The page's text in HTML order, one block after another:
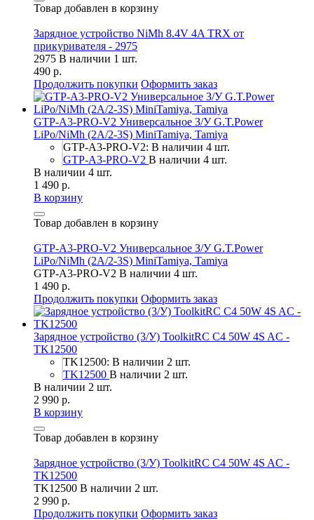
Товар добавлен в корзину
Зарядное устройство NiMh 8.4V 4A TRX от
прикуривателя - 2975
2975 В наличии 1 шт.
490 р.
Продолжить покупки Оформить заказ
GTP-A3-PRO-V2 Универсальное З/У G.T.Power
LiPo/NiMh (2A/2-3S) MiniTamiya, Tamiya
GTP-A3-PRO-V2: В наличии 4 шт.
GTP-A3-PRO-V2 В наличии 4 шт.
В наличии 4 шт.
1 490 р.
В корзину
Товар добавлен в корзину
GTP-A3-PRO-V2 Универсальное З/У G.T.Power
LiPo/NiMh (2A/2-3S) MiniTamiya, Tamiya
GTP-A3-PRO-V2 В наличии 4 шт.
1 490 р.
Продолжить покупки Оформить заказ
Зарядное устройство (3/У) ToolkitRC C4 50W 4S AC -
TK12500
TK12500: В наличии 2 шт.
TK12500 В наличии 2 шт.
В наличии 2 шт.
2 990 р.
В корзину
Товар добавлен в корзину
Зарядное устройство (3/У) ToolkitRC C4 50W 4S AC -
TK12500
TK12500 В наличии 2 шт.
2 990 р.
Продолжить покупки Оформить заказ